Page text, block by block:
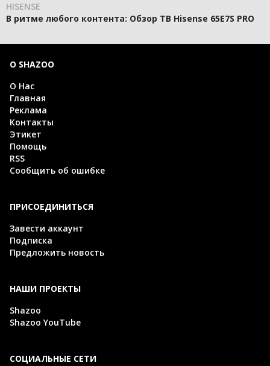
HISENSE
В ритме любого контента: Обзор ТВ Hisense 65E7S PRO
О SHAZOO
О Нас
Главная
Реклама
Контакты
Этикет
Помощь
RSS
Сообщить об ошибке
ПРИСОЕДИНИТЬСЯ
Завести аккаунт
Подписка
Предложить новость
НАШИ ПРОЕКТЫ
Shazoo
Shazoo YouTube
СОЦИАЛЬНЫЕ СЕТИ